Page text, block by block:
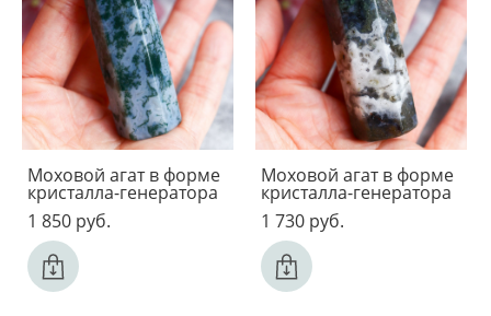
Моховой агат в форме
кристалла-генератора
1 850 pуб.
Моховой агат в форме
кристалла-генератора
1 730 pуб.